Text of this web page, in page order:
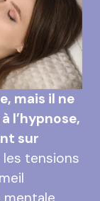
mais il ne
l’hypnose,
sur
tensions